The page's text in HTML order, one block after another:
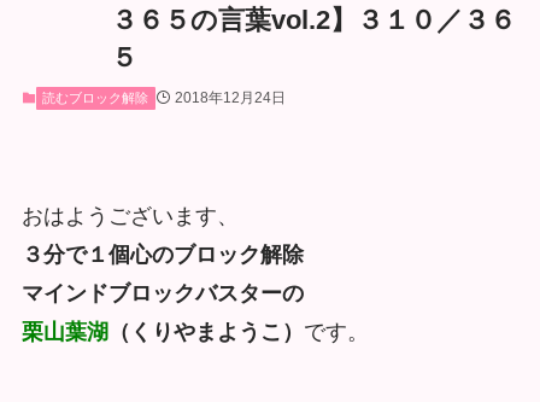
３６５の言葉vol.2】３１０／３６
５
読むブロック解除 2018年12月24日
おはようございます、
３分で１個心のブロック解除
マインドブロックバスターの
栗山葉湖 （くりやまようこ） です。